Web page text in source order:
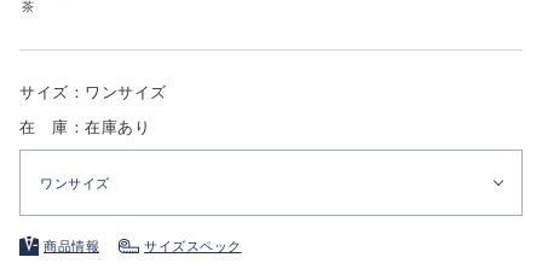
茶
サイズ：ワンサイズ
在 庫：在庫あり
ワンサイズ
商品情報 サイズスペック